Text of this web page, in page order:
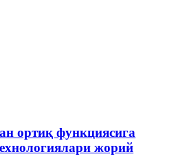
ортиқ функциясига
жорий